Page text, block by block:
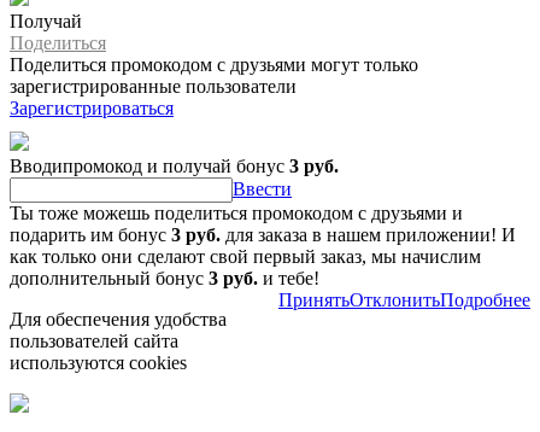
Получай
Поделиться
Поделиться промокодом с друзьями могут только
зарегистрированные пользователи
Зарегистрироваться
Вводипромокод и получай бонус 3 руб.
Ввести
Ты тоже можешь поделиться промокодом с друзьями и
подарить им бонус 3 руб. для заказа в нашем приложении! И
как только они сделают свой первый заказ, мы начислим
дополнительный бонус 3 руб. и тебе!
Для обеспечения удобства
пользователей сайта
используются cookies
ПринятьОтклонитьПодробнее